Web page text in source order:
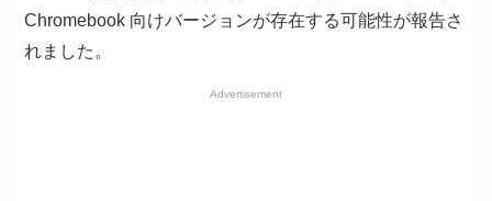
Chromebook 向けバージョンが存在する可能性が報告さ
れました。
Advertisement